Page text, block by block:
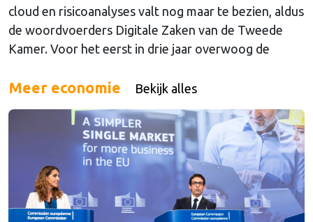
cloud en risicoanalyses valt nog maar te bezien, aldus
de woordvoerders Digitale Zaken van de Tweede
Kamer. Voor het eerst in drie jaar overwoog de
columnist Mendeltje van Keulen (cartoon).
Meer economie Bekijk alles